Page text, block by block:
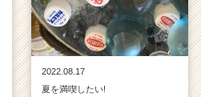
2022.08.17
夏を満喫したい!